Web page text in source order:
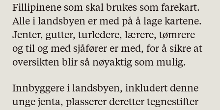
Fillipinene som skal brukes som farekart.
Alle i landsbyen er med på å lage kartene.
Jenter, gutter, turledere, lærere, tømrere
og til og med sjåfører er med, for å sikre at
oversikten blir så nøyaktig som mulig.
Innbyggere i landsbyen, inkludert denne
unge jenta, plasserer deretter tegnestifter